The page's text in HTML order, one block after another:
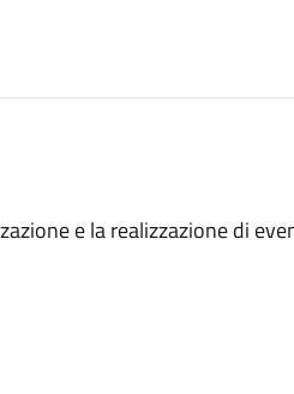
e la realizzazione di